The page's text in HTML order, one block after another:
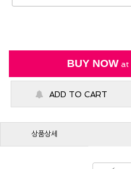
BUY NOW at
ADD TO CART
상품상세